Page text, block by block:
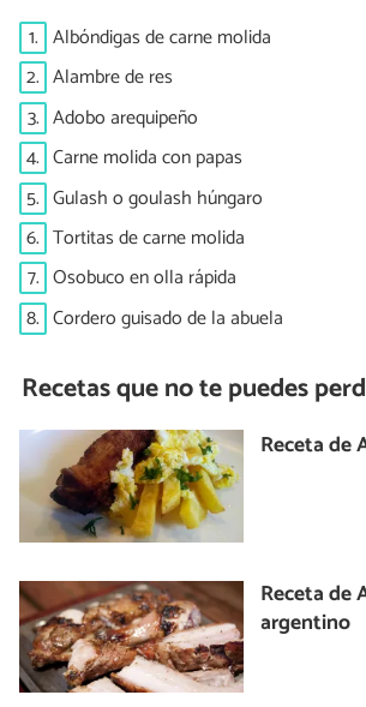
1. Albóndigas de carne molida
2. Alambre de res
3. Adobo arequipeño
4. Carne molida con papas
5. Gulash o goulash húngaro
6. Tortitas de carne molida
7. Osobuco en olla rápida
8. Cordero guisado de la abuela
Recetas que no te puedes
Receta de
Receta de
argentino